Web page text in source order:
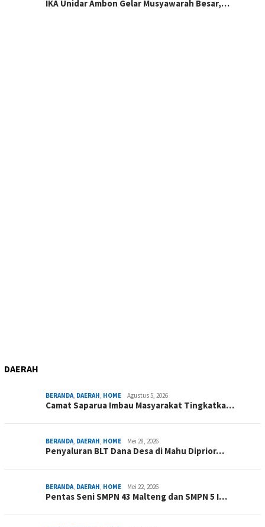
IKA Unidar Ambon Gelar Musyawarah Besar,…
DAERAH
BERANDA DAERAH HOME Agustus 5, 2026
Camat Saparua Imbau Masyarakat Tingkatka…
BERANDA DAERAH HOME Mei 28, 2026
Penyaluran BLT Dana Desa di Mahu Diprior…
BERANDA DAERAH HOME Mei 22, 2026
Pentas Seni SMPN 43 Malteng dan SMPN 5 I…